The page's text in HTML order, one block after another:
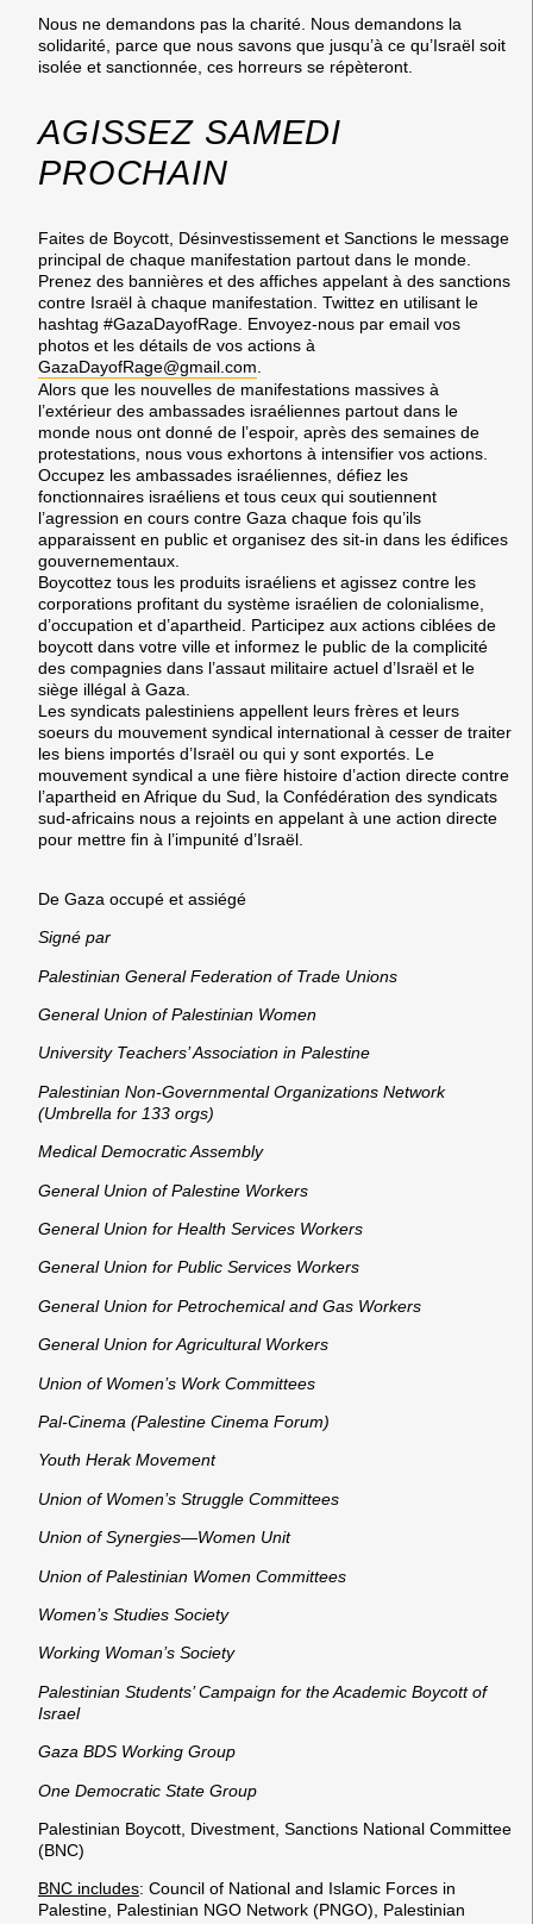
Nous ne demandons pas la charité. Nous demandons la
solidarité, parce que nous savons que jusqu’à ce qu’Israël soit
isolée et sanctionnée, ces horreurs se répèteront.
AGISSEZ SAMEDI
PROCHAIN
Faites de Boycott, Désinvestissement et Sanctions le message
principal de chaque manifestation partout dans le monde.
Prenez des bannières et des affiches appelant à des sanctions
contre Israël à chaque manifestation. Twittez en utilisant le
hashtag #GazaDayofRage. Envoyez-nous par email vos
photos et les détails de vos actions à
GazaDayofRage@gmail.com
Alors que les nouvelles de manifestations massives à
l’extérieur des ambassades israéliennes partout dans le
monde nous ont donné de l’espoir, après des semaines de
protestations, nous vous exhortons à intensifier vos actions.
Occupez les ambassades israéliennes, défiez les
fonctionnaires israéliens et tous ceux qui soutiennent
l’agression en cours contre Gaza chaque fois qu’ils
apparaissent en public et organisez des sit-in dans les édifices
gouvernementaux.
Boycottez tous les produits israéliens et agissez contre les
corporations profitant du système israélien de colonialisme,
d’occupation et d’apartheid. Participez aux actions ciblées de
boycott dans votre ville et informez le public de la complicité
des compagnies dans l’assaut militaire actuel d’Israël et le
siège illégal à Gaza.
Les syndicats palestiniens appellent leurs frères et leurs
soeurs du mouvement syndical international à cesser de traiter
les biens importés d’Israël ou qui y sont exportés. Le
mouvement syndical a une fière histoire d’action directe contre
l’apartheid en Afrique du Sud, la Confédération des syndicats
sud-africains nous a rejoints en appelant à une action directe
pour mettre fin à l’impunité d’Israël.
De Gaza occupé et assiégé
Signé par
Palestinian General Federation of Trade Unions
General Union of Palestinian Women
University Teachers’ Association in Palestine
Palestinian Non-Governmental Organizations Network
(Umbrella for 133 orgs)
Medical Democratic Assembly
General Union of Palestine Workers
General Union for Health Services Workers
General Union for Public Services Workers
General Union for Petrochemical and Gas Workers
General Union for Agricultural Workers
Union of Women’s Work Committees
Pal-Cinema (Palestine Cinema Forum)
Youth Herak Movement
Union of Women’s Struggle Committees
Union of Synergies—Women Unit
Union of Palestinian Women Committees
Women’s Studies Society
Working Woman’s Society
Palestinian Students’ Campaign for the Academic Boycott of
Israel
Gaza BDS Working Group
One Democratic State Group
Palestinian Boycott, Divestment, Sanctions National Committee
(BNC)
BNC includes: Council of National and Islamic Forces in
Palestine, Palestinian NGO Network (PNGO), Palestinian